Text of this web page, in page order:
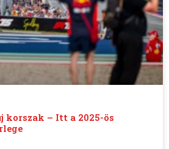
korszak – Itt a 2025-ös